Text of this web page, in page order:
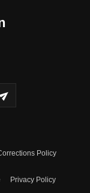
Policy
Privacy Policy